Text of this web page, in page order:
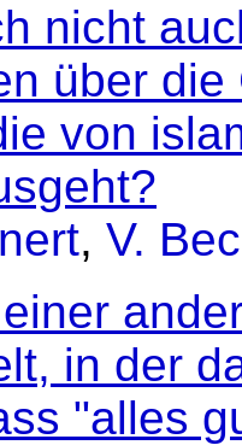
nicht
über
von
, V.
in der
"alles